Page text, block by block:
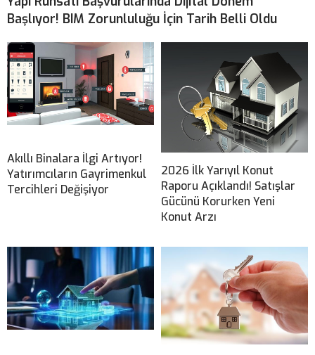
Başlıyor! BIM Zorunluluğu İçin Tarih Belli Oldu
Akıllı Binalara İlgi Artıyor!
Yatırımcıların Gayrimenkul
Tercihleri Değişiyor
2026 İlk Yarıyıl Konut
Raporu Açıklandı! Satışlar
Gücünü Korurken Yeni
Konut Arzı